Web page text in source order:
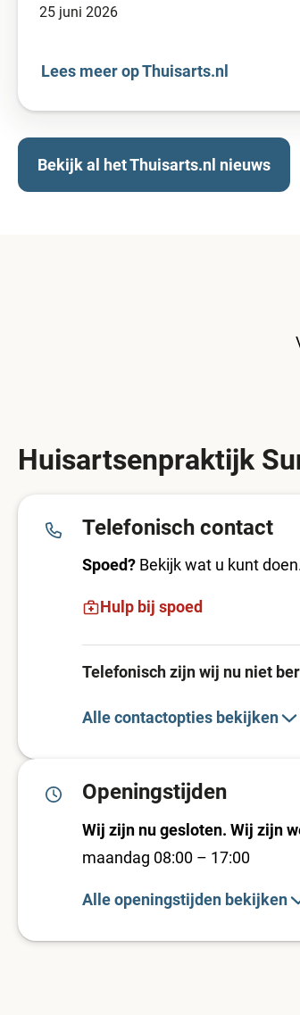
25 juni 2026
Lees meer op Thuisarts.nl
Bekijk al het Thuisarts.nl nieuws
Huisartsenpraktijk
Telefonisch contact
Spoed? Bekijk wat u kunt
Hulp bij spoed
Telefonisch zijn wij nu niet
Alle contactopties bekijken
Openingstijden
Wij zijn nu gesloten. Wij zijn
maandag 08:00 – 17:00
Alle openingstijden bekijken